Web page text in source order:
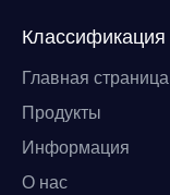
Классификация
Главная страница
Продукты
Информация
О нас